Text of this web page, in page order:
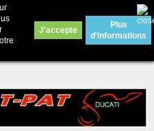
Contactez-nous
: merci d'envoyer un mail
J'accepte
Plus
d'informations